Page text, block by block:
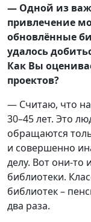
— Одной из
привлечение
обновлённые
удалось
Как Вы
проектов?
— Считаю, что
30–45 лет. Это
обращаются
и совершенно
делу. Вот они-
библиотеки.
библиотек –
два раза.